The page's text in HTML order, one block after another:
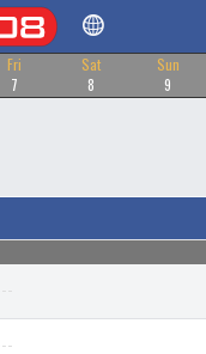
Fri
7
Sat
8
Sun
9